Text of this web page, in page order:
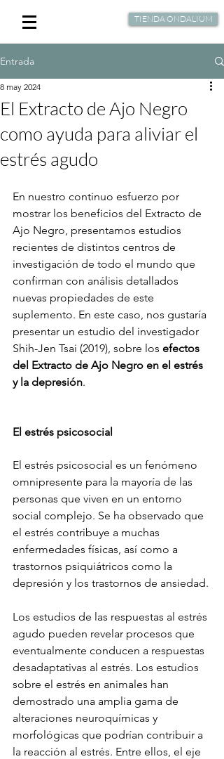
TIENDA ONDALIUM
Entrada
El Extracto de Ajo Negro
como ayuda para aliviar el
estrés agudo
8 may 2024
En nuestro continuo esfuerzo por
mostrar los beneficios del Extracto de
Ajo Negro, presentamos estudios
recientes de distintos centros de
investigación de todo el mundo que
confirman con análisis detallados
nuevas propiedades de este
suplemento. En este caso, nos gustaría
presentar un estudio del investigador
Shih-Jen Tsai (2019), sobre los efectos
del Extracto de Ajo Negro en el estrés
y la depresión.
El estrés psicosocial
El estrés psicosocial es un fenómeno
omnipresente para la mayoría de las
personas que viven en un entorno
social complejo. Se ha observado que
el estrés contribuye a muchas
enfermedades físicas, así como a
trastornos psiquiátricos como la
depresión y los trastornos de ansiedad.
Los estudios de las respuestas al estrés
agudo pueden revelar procesos que
eventualmente conducen a respuestas
desadaptativas al estrés. Los estudios
sobre el estrés en animales han
demostrado una amplia gama de
alteraciones neuroquímicas y
morfológicas que podrían contribuir a
la reacción al estrés. Entre ellos, el eje